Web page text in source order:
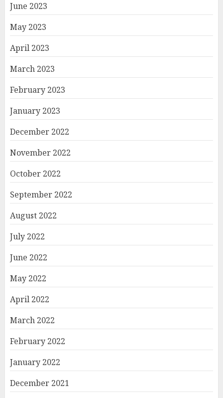
June 2023
May 2023
April 2023
March 2023
February 2023
January 2023
December 2022
November 2022
October 2022
September 2022
August 2022
July 2022
June 2022
May 2022
April 2022
March 2022
February 2022
January 2022
December 2021